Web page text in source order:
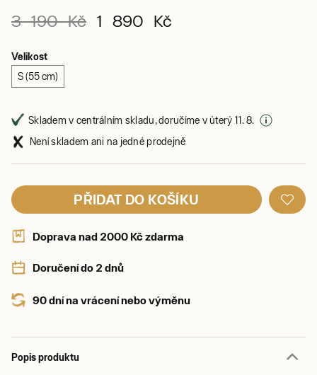
3 190 Kč 1 890 Kč
Velikost
S (55 cm)
Skladem v centrálním skladu, doručíme v úterý 11. 8.
Není skladem ani na jedné prodejně
PŘIDAT DO KOŠÍKU
Doprava nad 2000 Kč zdarma
Doručení do 2 dnů
90 dní na vrácení nebo výměnu
Popis produktu